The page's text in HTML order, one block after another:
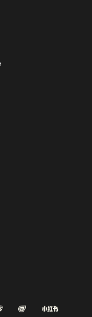
微博 飞猪 小红书